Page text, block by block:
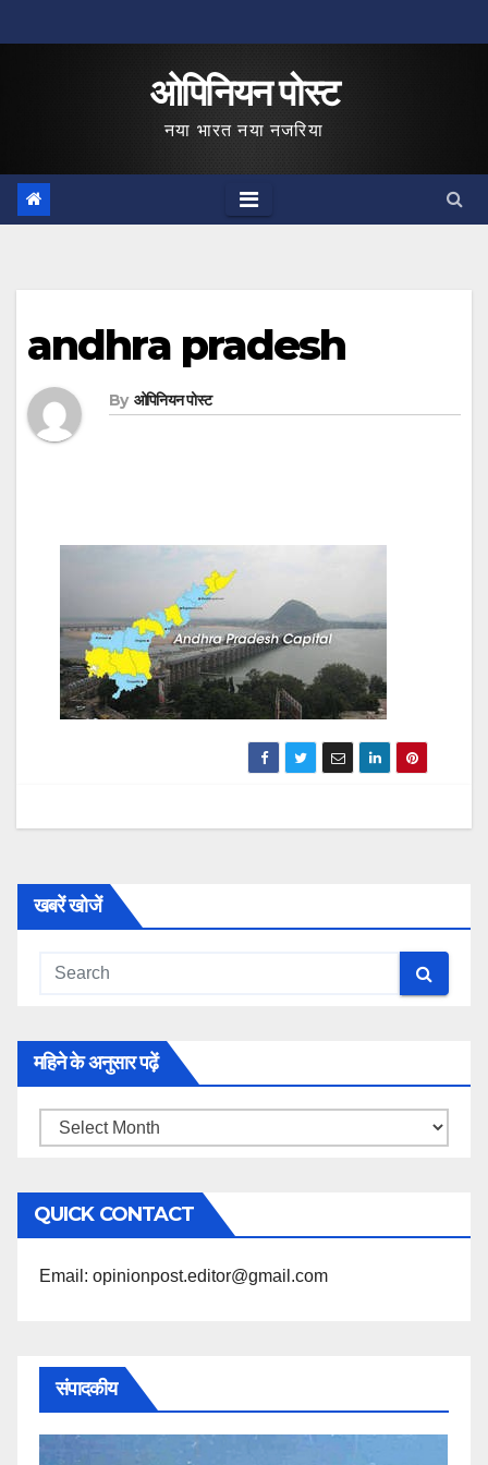
to
ओपिनियन पोस्ट
नया भारत नया नजरिया
andhra pradesh
By ओपिनियन पोस्ट
खबरें खोजें
महिने के अनुसार पढ़ें
महिने
अनुसार
पढ़ें
QUICK CONTACT
Email: opinionpost.editor@gmail.com
संपादकीय